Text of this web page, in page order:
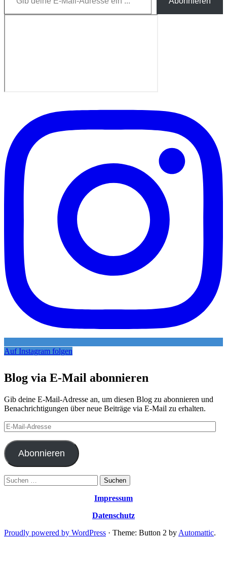
Auf Instagram folgen
Blog via E-Mail abonnieren
Gib deine E-Mail-Adresse an, um diesen Blog zu abonnieren und
Benachrichtigungen über neue Beiträge via E-Mail zu erhalten.
E-
Mail-
Adresse
Abonnieren
Suchen
nach:
Impressum
Datenschutz
Proudly powered by WordPress · Theme: Button 2 by Automattic.